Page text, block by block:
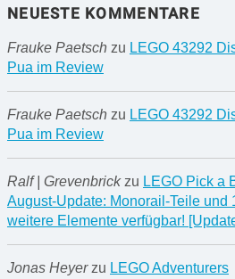
NEUESTE KOMMENTARE
Frauke Paetschzu LEGO 43292
Pua im Review
Frauke Paetschzu LEGO 43292
Pua im Review
Ralf | Grevenbrickzu LEGO Pick a
August-Update: Monorail-Teile und
weitere Elemente verfügbar!
Jonas Heyerzu LEGO Adventurers